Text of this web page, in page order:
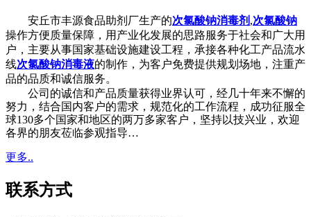
安丘市丰源食品助剂厂生产的次氯酸钠消毒剂 ,次氯酸钠
操作方便质量保障，用产业化发展的思路服务于社会和广大用
户，主要从事国家基础设施建设工程，承接各种化工产品流水
线次氯酸钠消毒液的制作，为客户免费提供规划场地，注重产
品的品质和诚信服务。
公司的诚信和产品质量获得业界认可，经几十年来不懈的
努力，结合国内客户的需求，规范化的工作流程，成功征服全
球130多个国家和地区的两万多家客户，坚持以技兴业，欢迎
各界的朋友莅临参观指导…
更多..
联系方式